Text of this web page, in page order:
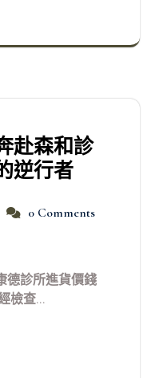
赴森和診
逆行者
0 Comments
德診所進貨價錢
檢查...